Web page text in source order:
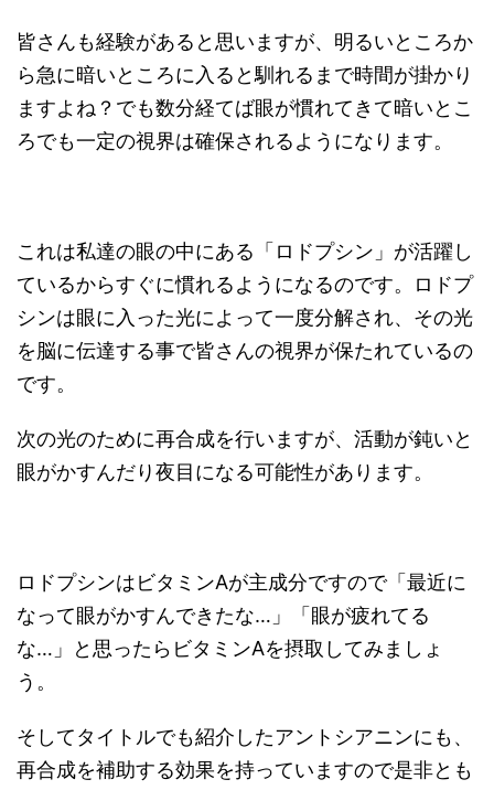
皆さんも経験があると思いますが、明るいところか
ら急に暗いところに入ると馴れるまで時間が掛かり
ますよね？でも数分経てば眼が慣れてきて暗いとこ
ろでも一定の視界は確保されるようになります。
これは私達の眼の中にある「ロドプシン」が活躍し
ているからすぐに慣れるようになるのです。ロドプ
シンは眼に入った光によって一度分解され、その光
を脳に伝達する事で皆さんの視界が保たれているの
です。
次の光のために再合成を行いますが、活動が鈍いと
眼がかすんだり夜目になる可能性があります。
ロドプシンはビタミンAが主成分ですので「最近に
なって眼がかすんできたな…」「眼が疲れてる
な…」と思ったらビタミンAを摂取してみましょ
う。
そしてタイトルでも紹介したアントシアニンにも、
再合成を補助する効果を持っていますので是非とも